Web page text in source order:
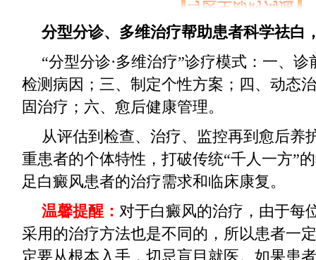
分型分诊、多维治疗帮助患者科学祛白
“分型分诊·多维治疗”诊疗模式：一、
检测病因；三、制定个性方案；四、动态
固治疗；六、愈后健康管理。
从评估到检查、治疗、监控再到愈后养
重患者的个体特性，打破传统“千人一方”
足白癜风患者的治疗需求和临床康复。
温馨提醒： 对于白癜风的治疗，由于每
采用的治疗方法也是不同的，所以患者一
定要从根本入手，切忌盲目就医。如果患